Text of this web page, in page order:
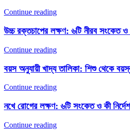
Continue reading
উচ্চ রক্তচাপের লক্ষণ: ৬টি নীরব সংকেত ও
Continue reading
বয়স অনুযায়ী খাদ্য তালিকা: শিশু থেকে
Continue reading
নখে রোগের লক্ষণ: ৬টি সংকেত ও কী
Continue reading